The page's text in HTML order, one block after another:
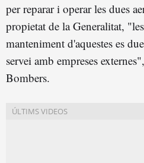
per reparar i operar les dues
propietat de la Generalitat,
manteniment d'aquestes es
servei amb empreses
Bombers.